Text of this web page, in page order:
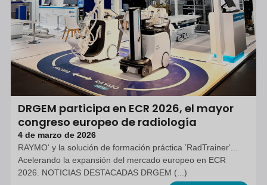
DRGEM participa en ECR 2026, el mayor
congreso europeo de radiología
4 de marzo de 2026
RAYMO‘ y la solución de formación práctica ’RadTrainer‘...
Acelerando la expansión del mercado europeo en ECR
2026. NOTICIAS DESTACADAS DRGEM (...)